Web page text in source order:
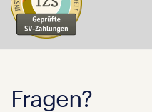
Fragen?